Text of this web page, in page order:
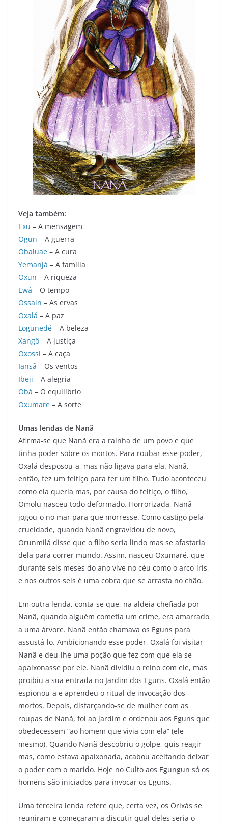
Veja também:
Exu – A mensagem
Ogun – A guerra
Obaluae – A cura
Yemanjá – A família
Oxun – A riqueza
Ewá – O tempo
Ossain – As ervas
Oxalá – A paz
Logunedé – A beleza
Xangô – A justiça
Oxossi – A caça
Iansã – Os ventos
Ibeji – A alegria
Obá – O equilíbrio
Oxumare – A sorte
Umas lendas de Nanã
Afirma-se que Nanã era a rainha de um povo e que
tinha poder sobre os mortos. Para roubar esse poder,
Oxalá desposou-a, mas não ligava para ela. Nanã,
então, fez um feitiço para ter um filho. Tudo aconteceu
como ela queria mas, por causa do feitiço, o filho,
Omolu nasceu todo deformado. Horrorizada, Nanã
jogou-o no mar para que morresse. Como castigo pela
crueldade, quando Nanã engravidou de novo,
Orunmilá disse que o filho seria lindo mas se afastaria
dela para correr mundo. Assim, nasceu Oxumaré, que
durante seis meses do ano vive no céu como o arco-íris,
e nos outros seis é uma cobra que se arrasta no chão.
Em outra lenda, conta-se que, na aldeia chefiada por
Nanã, quando alguém cometia um crime, era amarrado
a uma árvore. Nanã então chamava os Eguns para
assustá-lo. Ambicionando esse poder, Oxalá foi visitar
Nanã e deu-lhe uma poção que fez com que ela se
apaixonasse por ele. Nanã dividiu o reino com ele, mas
proibiu a sua entrada no Jardim dos Eguns. Oxalá então
espionou-a e aprendeu o ritual de invocação dos
mortos. Depois, disfarçando-se de mulher com as
roupas de Nanã, foi ao jardim e ordenou aos Eguns que
obedecessem “ao homem que vivia com ela” (ele
mesmo). Quando Nanã descobriu o golpe, quis reagir
mas, como estava apaixonada, acabou aceitando deixar
o poder com o marido. Hoje no Culto aos Egungun só os
homens são iniciados para invocar os Eguns.
Uma terceira lenda refere que, certa vez, os Orixás se
reuniram e começaram a discutir qual deles seria o